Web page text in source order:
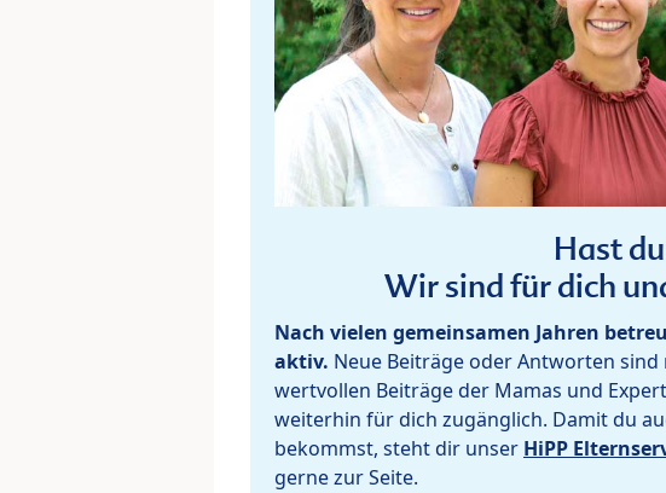
Hast
Wir sind für dich
Nach vielen gemeinsamen Jahren
aktiv. Neue Beiträge oder Antworten
wertvollen Beiträge der Mamas und
weiterhin für dich zugänglich. Damit du
bekommst, steht dir unser HiPP
gerne zur Seite.